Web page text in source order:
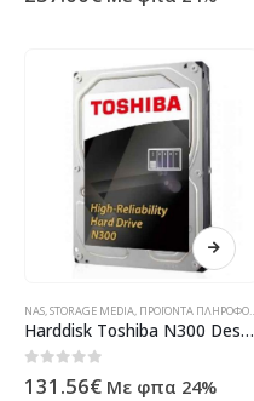
NAS,STORAGE MEDIA, ΠΡΟΪΌΝΤΑ ΠΛΗΡΟΦΟΡΙΚΉΣ - ΚΙΝΗΤΉΣ ΤΗΛΕΦΩΝΊΑΣ - ΗΛΕΚΤΡΟΝΙΚΆ
Harddisk Toshiba N300 Desktop NAS 4TB HDWQ140UZSVA
0 out of 5
131.56€ Με φπα 24%